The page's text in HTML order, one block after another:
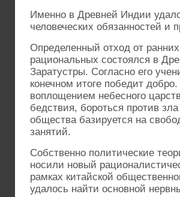
Именно в Древней Индии
человеческих обязанностей и
Определенный отход от
рациональных состоялся в
Заратустры. Согласно его
конечном итоге победит
воплощением небесного
бедствия, бороться против
общества базируется на
занятий.
Собственно политические
носили новый
рамках китайской
удалось найти основной